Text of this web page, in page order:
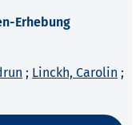
Erhebung
; Linckh, Carolin ;